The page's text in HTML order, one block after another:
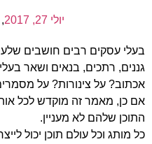
יולי 27, 2017 ,
בעלי עסקים רבים חושבים
גננים, רתכים, בנאים ושאר
אכתוב? על צינורות? על
אם כן, מאמר זה מוקדש לכל
התוכן שלהם לא מעניין.
כל מותג וכל עולם תוכן יכול